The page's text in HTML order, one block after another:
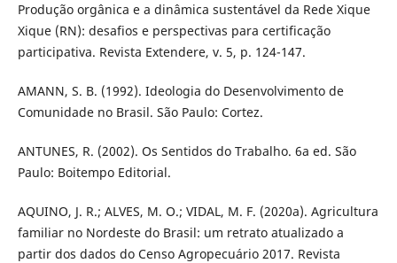
Produção orgânica e a dinâmica sustentável da Rede Xique
Xique (RN): desafios e perspectivas para certificação
participativa. Revista Extendere, v. 5, p. 124-147.
AMANN, S. B. (1992). Ideologia do Desenvolvimento de
Comunidade no Brasil. São Paulo: Cortez.
ANTUNES, R. (2002). Os Sentidos do Trabalho. 6a ed. São
Paulo: Boitempo Editorial.
AQUINO, J. R.; ALVES, M. O.; VIDAL, M. F. (2020a). Agricultura
familiar no Nordeste do Brasil: um retrato atualizado a
partir dos dados do Censo Agropecuário 2017. Revista